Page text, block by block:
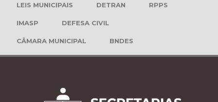
LEIS MUNICIPAIS DETRAN RPPS
IMASP DEFESA CIVIL
CÂMARA MUNICIPAL BNDES